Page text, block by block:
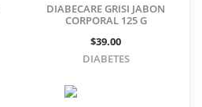
DIABECARE GRISI JABON
CORPORAL 125 G
$39.00
DIABETES